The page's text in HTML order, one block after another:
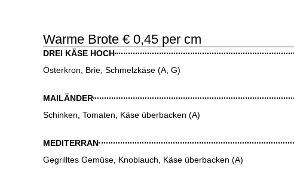
Warme Brote € 0,45 per cm
DREI KÄSE HOCH
Österkron, Brie, Schmelzkäse (A, G)
MAILÄNDER
Schinken, Tomaten, Käse überbacken (A)
MEDITERRAN
Gegrilltes Gemüse, Knoblauch, Käse überbacken (A)